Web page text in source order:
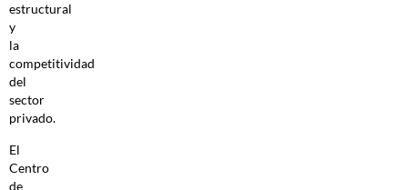
estructural
y
la
competitividad
del
sector
privado.
El
Centro
de